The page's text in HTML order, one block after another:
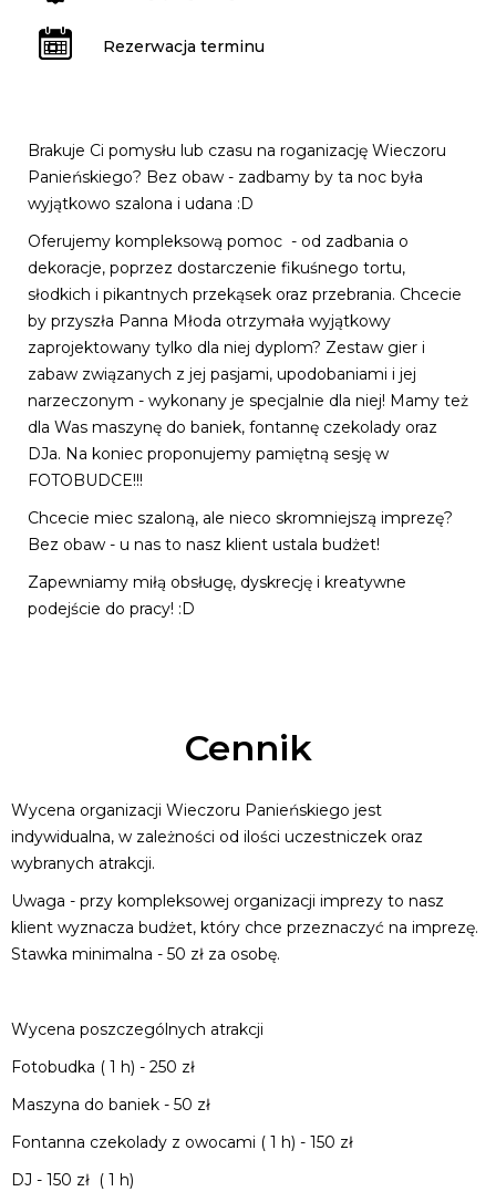
Rezerwacja terminu
Brakuje Ci pomysłu lub czasu na roganizację Wieczoru
Panieńskiego? Bez obaw - zadbamy by ta noc była
wyjątkowo szalona i udana :D
Oferujemy kompleksową pomoc - od zadbania o
dekoracje, poprzez dostarczenie fikuśnego tortu,
słodkich i pikantnych przekąsek oraz przebrania. Chcecie
by przyszła Panna Młoda otrzymała wyjątkowy
zaprojektowany tylko dla niej dyplom? Zestaw gier i
zabaw związanych z jej pasjami, upodobaniami i jej
narzeczonym - wykonany je specjalnie dla niej! Mamy też
dla Was maszynę do baniek, fontannę czekolady oraz
DJa. Na koniec proponujemy pamiętną sesję w
FOTOBUDCE!!!
Chcecie miec szaloną, ale nieco skromniejszą imprezę?
Bez obaw - u nas to nasz klient ustala budżet!
Zapewniamy miłą obsługę, dyskrecję i kreatywne
podejście do pracy! :D
Cennik
Wycena organizacji Wieczoru Panieńskiego jest
indywidualna, w zależności od ilości uczestniczek oraz
wybranych atrakcji.
Uwaga - przy kompleksowej organizacji imprezy to nasz
klient wyznacza budżet, który chce przeznaczyć na imprezę.
Stawka minimalna - 50 zł za osobę.
Wycena poszczególnych atrakcji
Fotobudka ( 1 h) - 250 zł
Maszyna do baniek - 50 zł
Fontanna czekolady z owocami ( 1 h) - 150 zł
DJ - 150 zł ( 1 h)